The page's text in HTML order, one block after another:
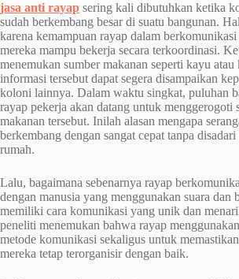
jasa anti rayap sering kali dibutuhkan ketika
sudah berkembang besar di suatu bangunan.
karena kemampuan rayap dalam
mereka mampu bekerja secara terkoordinasi.
menemukan sumber makanan seperti kayu atau
informasi tersebut dapat segera disampaikan
koloni lainnya. Dalam waktu singkat, puluhan
rayap pekerja akan datang untuk menggerogoti
makanan tersebut. Inilah alasan mengapa
berkembang dengan sangat cepat tanpa
rumah.
Lalu, bagaimana sebenarnya rayap
dengan manusia yang menggunakan suara dan
memiliki cara komunikasi yang unik dan
peneliti menemukan bahwa rayap
metode komunikasi sekaligus untuk
mereka tetap terorganisir dengan baik.